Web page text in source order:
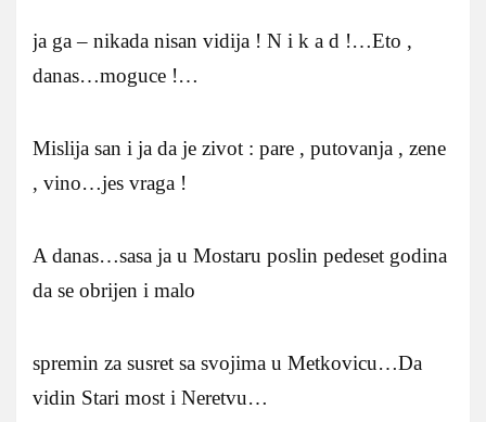
ja ga – nikada nisan vidija ! N i k a d !…Eto ,
danas…moguce !…
Mislija san i ja da je zivot : pare , putovanja , zene
, vino…jes vraga !
A danas…sasa ja u Mostaru poslin pedeset godina
da se obrijen i malo
spremin za susret sa svojima u Metkovicu…Da
vidin Stari most i Neretvu…